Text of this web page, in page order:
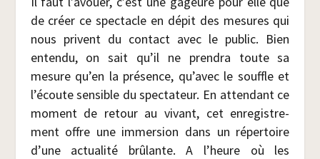
de créer ce spec­tacle en dépit des mesures qui
nous privent du contact avec le public. Bien
enten­du, on sait qu’il ne pren­dra toute sa
mesure qu’en la pré­sence, qu’avec le souffle et
l’écoute sen­sible du spec­ta­teur. En atten­dant ce
moment de retour au vivant, cet enre­gis­tre­
ment offre une immer­sion dans un réper­toire
d’une actua­li­té brû­lante. A l’heure où les